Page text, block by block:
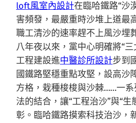
loft風室內設計在臨哈鐵路“沙
害頻發，最嚴重時沙堆上道最
職工清沙的速率趕不上風沙埋
八年夜以來，黨中心明確將“三
工程建設進中醫診所設計步到
國鐵路堅穩重點攻堅，設高沙
方格，栽種梭梭與沙棘……一
法的結合，讓“工程治沙”與“生
彰。臨哈鐵路摸索科技治沙，